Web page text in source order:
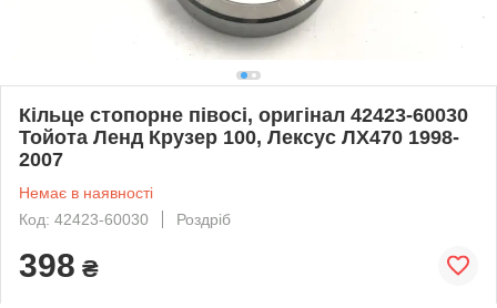
Кільце стопорне півосі, оригінал 42423-60030
Тойота Ленд Крузер 100, Лексус ЛХ470 1998-
2007
Немає в наявності
Код: 42423-60030
Роздріб
398 ₴